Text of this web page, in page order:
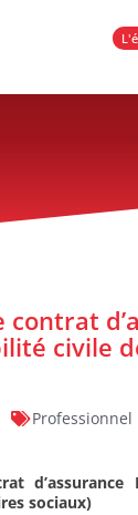
contrat
civile
Professionnel
d’assurance
sociaux)